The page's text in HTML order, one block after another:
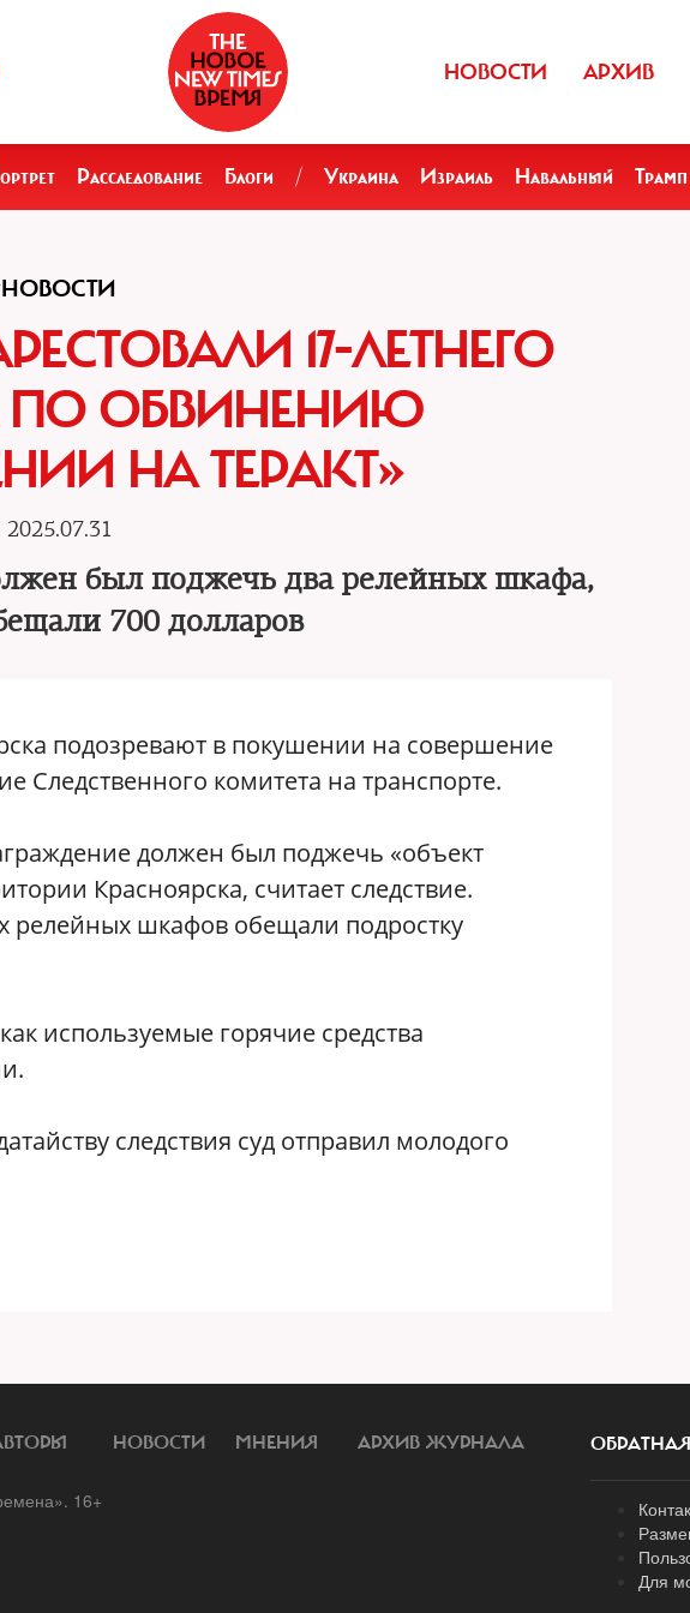
НОВОСТИ АРХИВ
Расследование Блоги / Украина Израиль Навальный Трамп
17-ЛЕТНЕГО
ПО ОБВИНЕНИЮ
НА ТЕРАКТ»
2025.07.31
был поджечь два релейных шкафа,
700 долларов
подозревают в покушении на совершение
Следственного комитета на транспорте.
должен был поджечь «объект
Красноярска, считает следствие.
релейных шкафов обещали подростку
используемые горячие средства
следствия суд отправил молодого
НОВОСТИ МНЕНИЯ АРХИВ ЖУРНАЛА
16+
Для